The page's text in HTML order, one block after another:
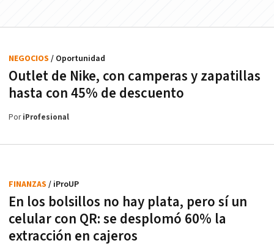
Outlet de Nike, con camperas y zapatillas
hasta con 45% de descuento
NEGOCIOS / Oportunidad
PoriProfesional
En los bolsillos no hay plata, pero sí un
celular con QR: se desplomó 60% la
extracción en cajeros
FINANZAS / iProUP